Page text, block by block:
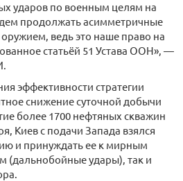
ударов по военным целям на
продолжать асимметричные
ведь это наше право на
статьёй 51 Устава ООН», —
эффективности стратегии
снижение суточной добычи
более 1700 нефтяных скважин
Киев с подачи Запада взялся
и принуждать ее к мирным
(дальнобойные удары), так и